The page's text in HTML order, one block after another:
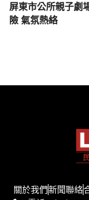
屏東市公所親子劇
險 氣氛熱絡
關於我們新聞聯絡